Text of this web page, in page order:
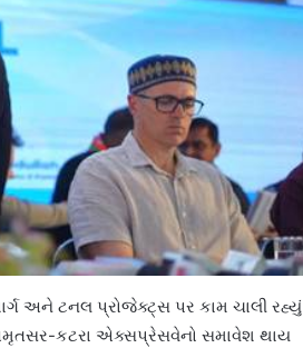
અને ટનલ પ્રોજેક્ટ્સ પર કામ ચાલી રહ્યું
અમૃતસર-કટરા એક્સપ્રેસવેનો સમાવેશ થાય